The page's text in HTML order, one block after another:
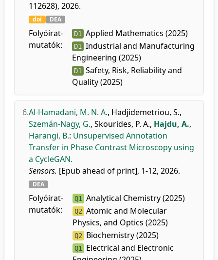
112628), 2026.
doi DEA
Folyóirat-
mutatók:
D1 Applied Mathematics (2025)
D1
Industrial and Manufacturing
Engineering (2025)
D1
Safety, Risk, Reliability and
Quality (2025)
6.Al-Hamadani, M. N. A., Hadjidemetriou, S.,
Szemán-Nagy, G., Skourides, P. A., Hajdu, A.,
Harangi, B.: Unsupervised Annotation
Transfer in Phase Contrast Microscopy using
a CycleGAN.
Sensors. [Epub ahead of print], 1-12, 2026.
DEA
Folyóirat-
mutatók:
Q1 Analytical Chemistry (2025)
Q2 Atomic and Molecular
Physics, and Optics (2025)
Q2 Biochemistry (2025)
Q1 Electrical and Electronic